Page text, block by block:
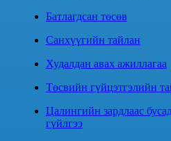
Батлагдсан төсөв
Санхүүгийн тайлан
Худалдан авах ажиллагаа
Төсвийн гүйцэтгэлийн
Цалингийн зардлаас
гүйлгээ